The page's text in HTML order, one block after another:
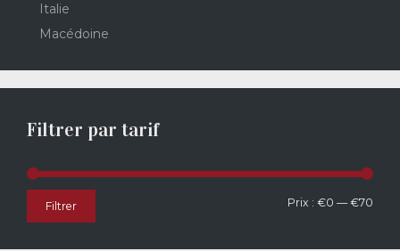
Italie
Macédoine
Filtrer par tarif
Filtrer Prix : €0 —€70